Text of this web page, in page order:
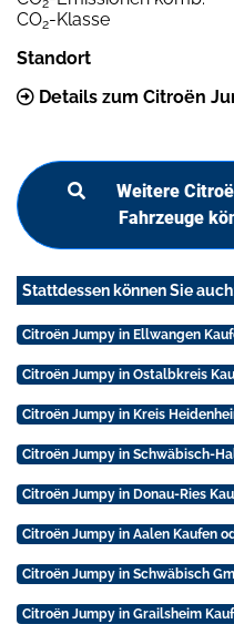
2
CO2-Klasse
Standort
Details zum Citroën
Weitere
Fahrzeuge
Stattdessen können Sie
Citroën Jumpy in Ellwangen
Citroën Jumpy in Ostalbkreis
Citroën Jumpy in Kreis
Citroën Jumpy in Schwäbisch-
Citroën Jumpy in Donau-Ries
Citroën Jumpy in Aalen Kaufen
Citroën Jumpy in Schwäbisch
Citroën Jumpy in Grailsheim